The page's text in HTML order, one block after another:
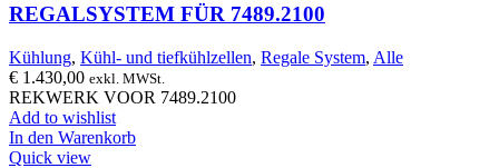
REGALSYSTEM FÜR 7489.2100
Kühlung, Kühl- und tiefkühlzellen, Regale System, Alle
€ 1.430,00 exkl. MWSt.
REKWERK VOOR 7489.2100
Add to wishlist
In den Warenkorb
Quick view